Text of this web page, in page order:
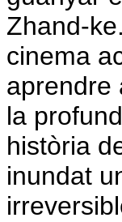
Zhand-
cinema
aprendre
la
història
inundat